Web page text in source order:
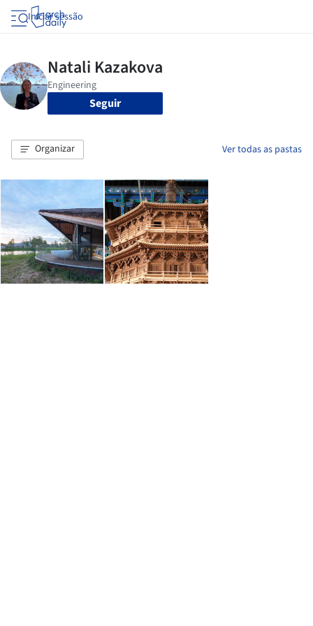
Iniciar sessão
Seguir
Organizar Ver todas as pastas